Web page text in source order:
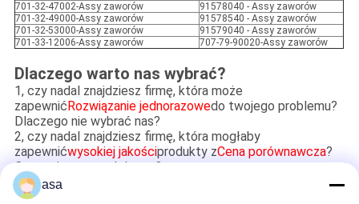
701-32-47002-Assy zaworów
91578040 - Assy zaworów
701-32-49000-Assy zaworów
91578540 - Assy zaworów
701-32-53000-Assy zaworów
91579040 - Assy zaworów
701-33-12006-Assy zaworów
707-79-90020-Assy zaworów
Dlaczego warto nas wybrać?
1, czy nadal znajdziesz firmę, która może
zapewnić Rozwiązanie jednorazowedo twojego problemu?
Dlaczego nie wybrać nas?
2, czy nadal znajdziesz firmę, która mogłaby
zapewnićwysokiej jakościprodukty zCena porównawcza?
Co powiesz na wybór nas?
3, czy nadal znajdziesz firmę, która z przyjemnością
podjęła
asa